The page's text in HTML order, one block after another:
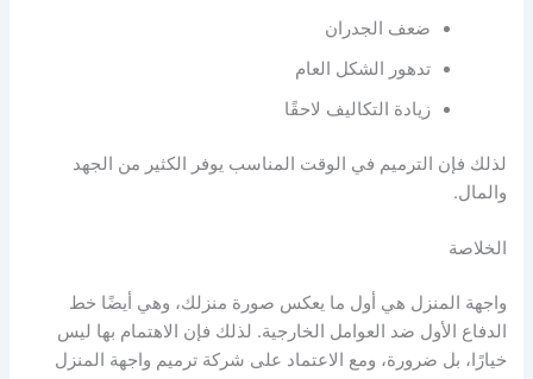
ضعف الجدران
تدهور الشكل العام
زيادة التكاليف لاحقًا
لذلك فإن الترميم في الوقت المناسب يوفر الكثير من الجهد
والمال.
الخلاصة
واجهة المنزل هي أول ما يعكس صورة منزلك، وهي أيضًا خط
الدفاع الأول ضد العوامل الخارجية. لذلك فإن الاهتمام بها ليس
خيارًا، بل ضرورة، ومع الاعتماد على شركة ترميم واجهة المنزل